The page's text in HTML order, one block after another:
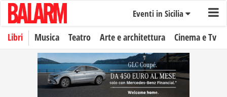
Eventi in Sicilia
Libri Musica Teatro Arte e architettura Cinema e Tv